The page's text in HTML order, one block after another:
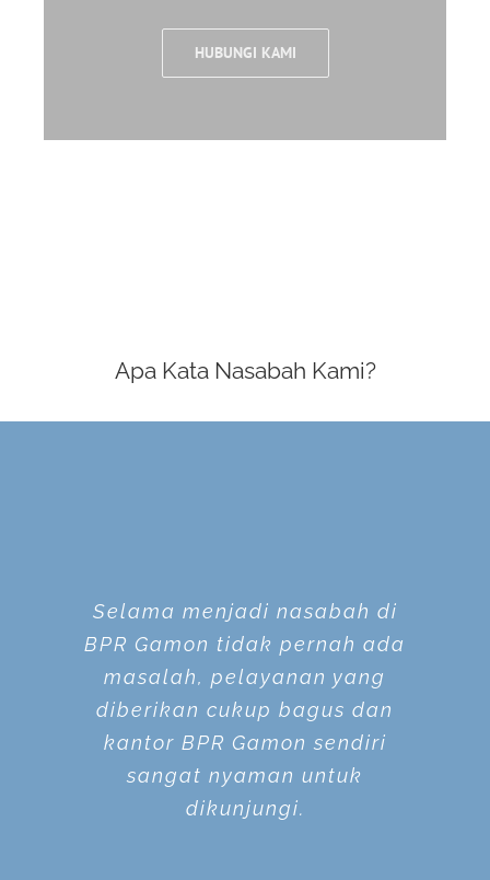
HUBUNGI KAMI
Apa Kata Nasabah Kami?
Selama menjadi nasabah di
BPR Gamon tidak pernah ada
masalah, pelayanan yang
diberikan cukup bagus dan
kantor BPR Gamon sendiri
sangat nyaman untuk
dikunjungi.
Saya sudah menjadi nasabah
BPR Gamon kurang lebih 5
tahun, dan begitu banyak
kemudahan dan servis level
yang tinggi diperlihatkan oleh
para Staf dan Direksi BPR
Gamon.
Selama ini pengalaman saya
di BPR Gamon, pelayanannya
cukup baik, prosesnya cepat,
persyaratan tidak berbeli-
belit, dan komunikasi pun
dapat berjalan dengan baik.